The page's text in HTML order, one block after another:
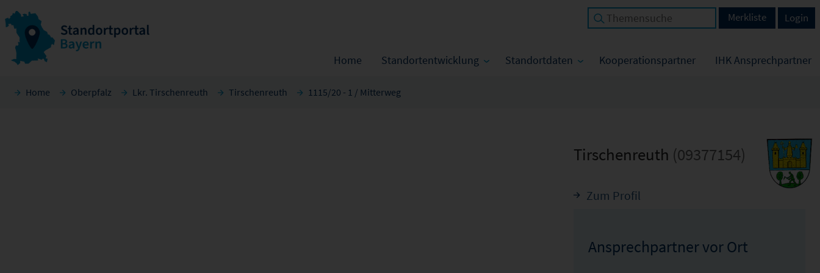
Home Standortentwicklung Standortdaten Kooperationspartner IHK Ansprechpartner
Login
Merkliste
Home Oberpfalz Lkr. Tirschenreuth Tirschenreuth 1115/20 - 1 / Mitterweg
Tirschenreuth (09377154)
Zum Profil
Ansprechpartner vor Ort